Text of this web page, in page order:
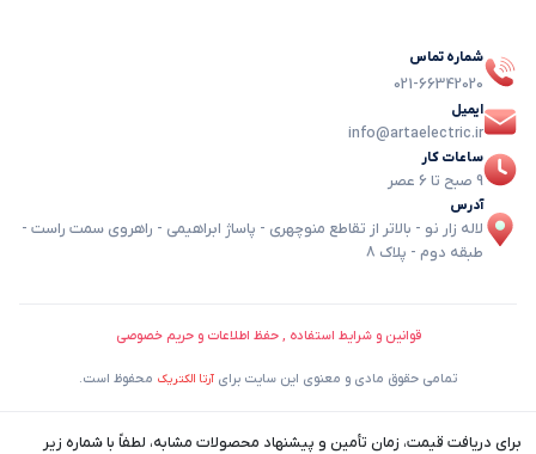
شماره تماس
021-66342020
ایمیل
info@artaelectric.ir
ساعات کار
9 صبح تا 6 عصر
آدرس
لاله زار نو - بالاتر از تقاطع منوچهری - پاساژ ابراهیمی - راهروی سمت راست -
طبقه دوم - پلاک 8
قوانین و شرایط استفاده , حفظ اطلاعات و حریم خصوصی
تمامی حقوق مادی و معنوی این سایت برای آرتا الکتریک محفوظ است.
برای دریافت قیمت، زمان تأمین و پیشنهاد محصولات مشابه، لطفاً با شماره زیر